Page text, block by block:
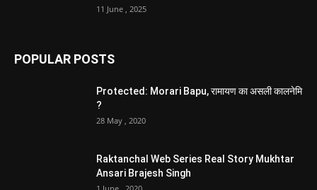
11 June , 2025
POPULAR POSTS
Protected: Morari Bapu, रामायण का असली कालनेमि
?
28 May , 2020
Raktanchal Web Series Real Story Mukhtar
Ansari Brajesh Singh